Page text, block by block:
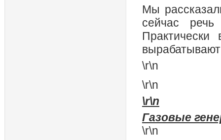
Мы
сейчас
\r\n
\r\n
\r\n
Газовые
\r\n